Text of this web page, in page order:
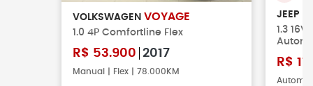
VOLKSWAGEN VOYAGE
1.0 4P Comfortline Flex
R$ 53.900 2017
Manual | Flex | 78.000KM
JEEP
1.3
R$